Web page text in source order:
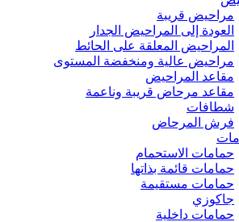
مراحيض قريبة
العودة إلى المراحيض الجدار
المراحيض المعلقة على الحائط
مراحيض عالية ومنخفضة المستوى
مقاعد المراحيض
مقاعد مرحاض قريبة وناعمة
شطافات
فرش المرحاض
حمامات الاستحمام
حمامات قائمة بذاتها
حمامات مستقيمة
جاكوزي
حمامات داخلية